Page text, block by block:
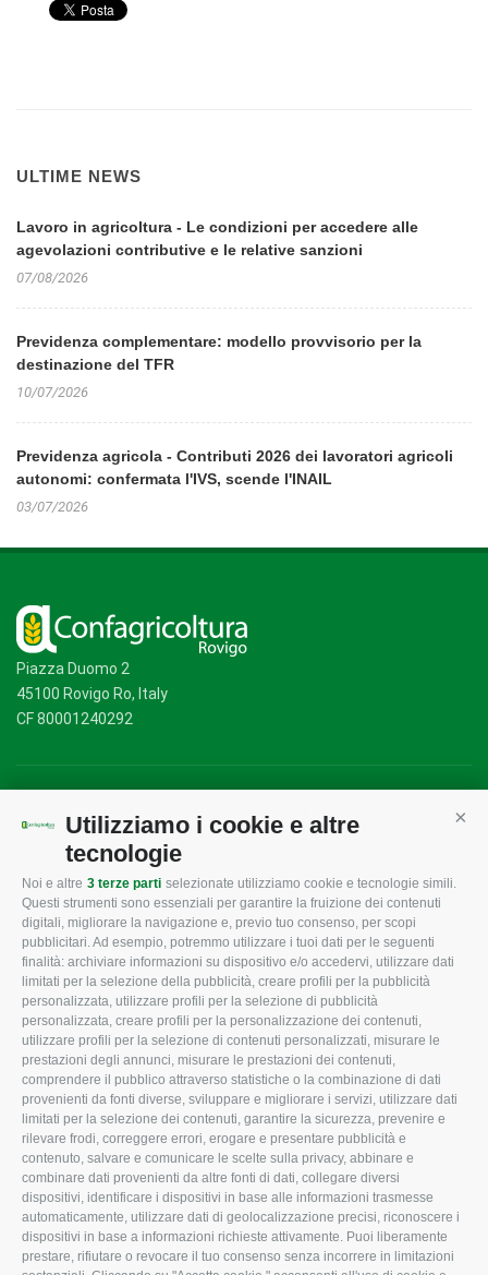
Utilizziamo i cookie e altre
tecnologie
Noi e altre 3 terze parti selezionate utilizziamo cookie e tecnologie simili.
Questi strumenti sono essenziali per garantire la fruizione dei contenuti
digitali, migliorare la navigazione e, previo tuo consenso, per scopi
pubblicitari. Ad esempio, potremmo utilizzare i tuoi dati per le seguenti
finalità: archiviare informazioni su dispositivo e/o accedervi, utilizzare dati
limitati per la selezione della pubblicità, creare profili per la pubblicità
personalizzata, utilizzare profili per la selezione di pubblicità
personalizzata, creare profili per la personalizzazione dei contenuti,
utilizzare profili per la selezione di contenuti personalizzati, misurare le
prestazioni degli annunci, misurare le prestazioni dei contenuti,
comprendere il pubblico attraverso statistiche o la combinazione di dati
provenienti da fonti diverse, sviluppare e migliorare i servizi, utilizzare dati
limitati per la selezione dei contenuti, garantire la sicurezza, prevenire e
rilevare frodi, correggere errori, erogare e presentare pubblicità e
contenuto, salvare e comunicare le scelte sulla privacy, abbinare e
combinare dati provenienti da altre fonti di dati, collegare diversi
dispositivi, identificare i dispositivi in base alle informazioni trasmesse
automaticamente, utilizzare dati di geolocalizzazione precisi, riconoscere i
dispositivi in base a informazioni richieste attivamente. Puoi liberamente
prestare, rifiutare o revocare il tuo consenso senza incorrere in limitazioni
ULTIME NEWS
Lavoro in agricoltura - Le condizioni per accedere alle
agevolazioni contributive e le relative sanzioni
07/08/2026
Previdenza complementare: modello provvisorio per la
destinazione del TFR
10/07/2026
Previdenza agricola - Contributi 2026 dei lavoratori agricoli
autonomi: confermata l'IVS, scende l'INAIL
03/07/2026
Piazza Duomo 2
45100 Rovigo Ro, Italy
CF 80001240292
CONFAGRICOLTURA
ROVIGO
L'Associazione
Missione e Progetto
Organigramma aziendale
I Nostri Servizi
Uffici della Sede
provinciale
Le Sedi di Zona
Agricoltori S.r.l.
Whistleblowing
Confagricoltura Rovigo e
Agricoltori srl
CONFAGRICOLTURA
INFORMA
Tecnico
Fiscale
Lavoro
Ambiente
Associazione
CONFAGRICOLTURA
ATTIVA
Notizie in evidenza
Eventi